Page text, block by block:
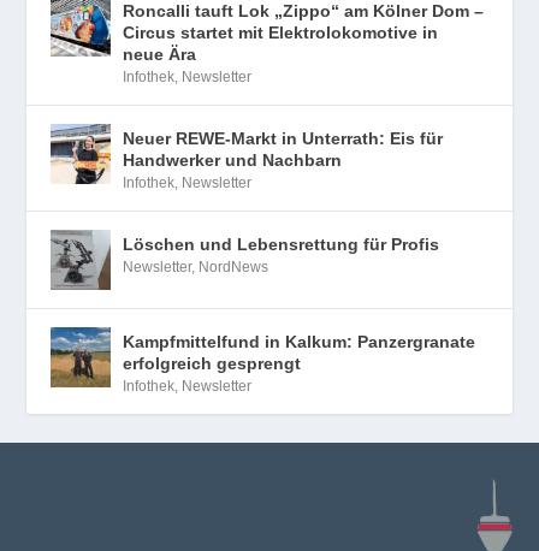
Roncalli tauft Lok „Zippo“ am Kölner Dom –
Circus startet mit Elektrolokomotive in
neue Ära
Infothek, Newsletter
Neuer REWE-Markt in Unterrath: Eis für
Handwerker und Nachbarn
Infothek, Newsletter
Löschen und Lebensrettung für Profis
Newsletter, NordNews
Kampfmittelfund in Kalkum: Panzergranate
erfolgreich gesprengt
Infothek, Newsletter